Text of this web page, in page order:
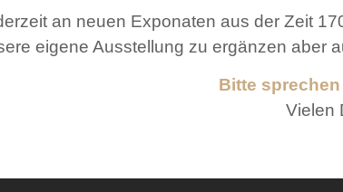
an neuen Exponaten aus der Zeit
eigene Ausstellung zu ergänzen aber
Bitte
Vielen